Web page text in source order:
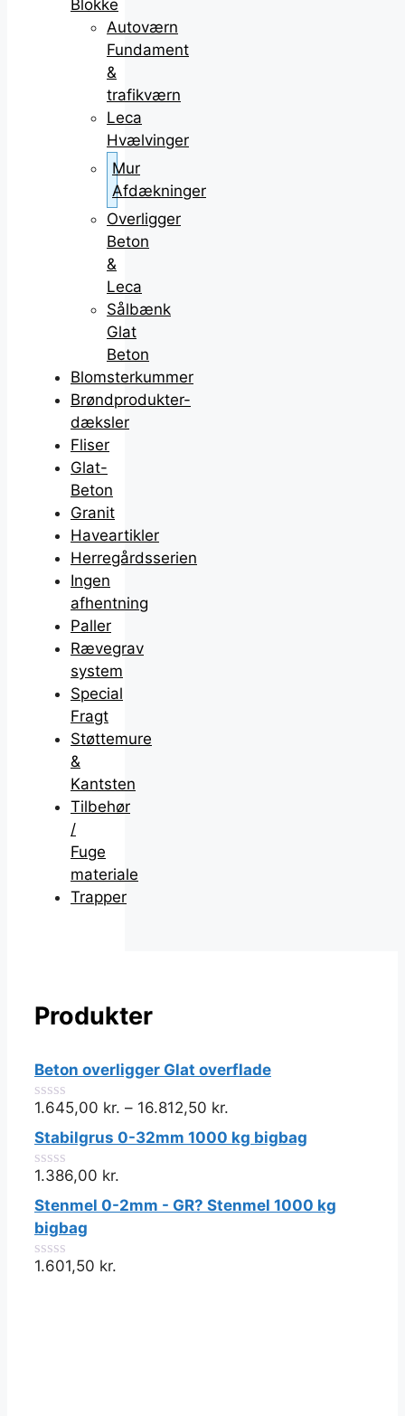
Blokke
Autoværn
Fundament
&
trafikværn
Leca
Hvælvinger
Mur
Afdækninger
Overligger
Beton
&
Leca
Sålbænk
Glat
Beton
Blomsterkummer
Brøndprodukter-
dæksler
Fliser
Glat-
Beton
Granit
Haveartikler
Herregårdsserien
Ingen
afhentning
Paller
Rævegrav
system
Special
Fragt
Støttemure
&
Kantsten
Tilbehør
/
Fuge
materiale
Trapper
Produkter
Beton overligger Glat overflade
0
ud
af
5
1.645,00 kr. – 16.812,50 kr.
Stabilgrus 0-32mm 1000 kg bigbag
0
ud
af
5
1.386,00 kr.
Stenmel 0-2mm - GR? Stenmel 1000 kg
bigbag
0
1.601,50 kr.